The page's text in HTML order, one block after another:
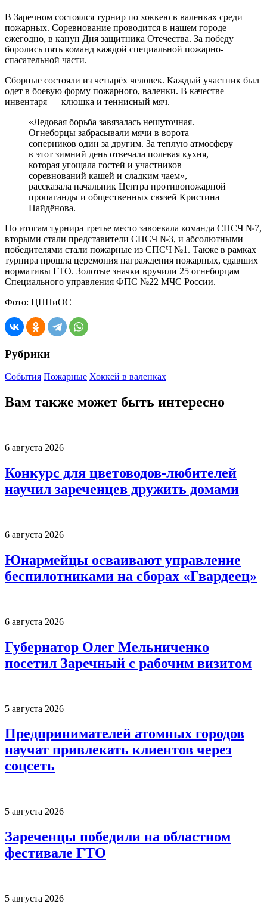
В Заречном состоялся турнир по хоккею в валенках среди
пожарных. Соревнование проводится в нашем городе
ежегодно, в канун Дня защитника Отечества. За победу
боролись пять команд каждой специальной пожарно-
спасательной части.
Сборные состояли из четырёх человек. Каждый участник был
одет в боевую форму пожарного, валенки. В качестве
инвентаря — клюшка и теннисный мяч.
«Ледовая борьба завязалась нешуточная.
Огнеборцы забрасывали мячи в ворота
соперников один за другим. За теплую атмосферу
в этот зимний день отвечала полевая кухня,
которая угощала гостей и участников
соревнований кашей и сладким чаем», —
рассказала начальник Центра противопожарной
пропаганды и общественных связей Кристина
Найдёнова.
По итогам турнира третье место завоевала команда СПСЧ №7,
вторыми стали представители СПСЧ №3, и абсолютными
победителями стали пожарные из СПСЧ №1. Также в рамках
турнира прошла церемония награждения пожарных, сдавших
нормативы ГТО. Золотые значки вручили 25 огнеборцам
Специального управления ФПС №22 МЧС России.
Фото: ЦППиОС
Рубрики
События Пожарные Хоккей в валенках
Вам также может быть интересно
6 августа 2026
Конкурс для цветоводов-любителей
научил зареченцев дружить домами
6 августа 2026
Юнармейцы осваивают управление
беспилотниками на сборах «Гвардеец»
6 августа 2026
Губернатор Олег Мельниченко
посетил Заречный с рабочим визитом
5 августа 2026
Предпринимателей атомных городов
научат привлекать клиентов через
соцсеть
5 августа 2026
Зареченцы победили на областном
фестивале ГТО
5 августа 2026